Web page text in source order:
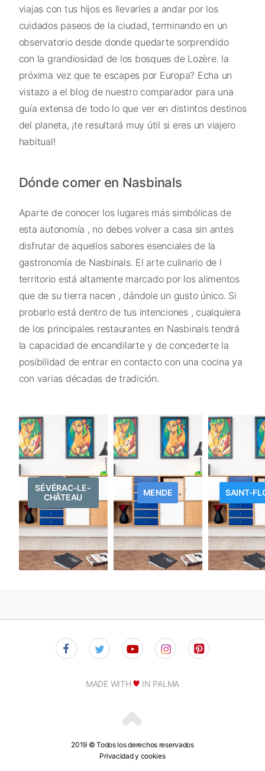
viajas con tus hijos es llevarles a andar por los
cuidados paseos de la ciudad, terminando en un
observatorio desde donde quedarte sorprendido
con la grandiosidad de los bosques de Lozère. la
próxima vez que te escapes por Europa? Echa un
vistazo a el blog de nuestro comparador para una
guía extensa de todo lo que ver en distintos destinos
del planeta, ¡te resultará muy útil si eres un viajero
habitual!
Dónde comer en Nasbinals
Aparte de conocer los lugares más simbólicas de
esta autonomía , no debes volver a casa sin antes
disfrutar de aquellos sabores esenciales de la
gastronomía de Nasbinals. El arte culinario de l
territorio está altamente marcado por los alimentos
que de su tierra nacen , dándole un gusto único. Si
probarlo está dentro de tus intenciones , cualquiera
de los principales restaurantes en Nasbinals tendrá
la capacidad de encandilarte y de concederte la
posibilidad de entrar en contacto con una cocina ya
con varias décadas de tradición.
SÉVÉRAC-LE-
CHÂTEAU
MENDE SAINT-
2019 © Todos los derechos reservados
Privacidad y cookies
MADE WITH IN PALMA